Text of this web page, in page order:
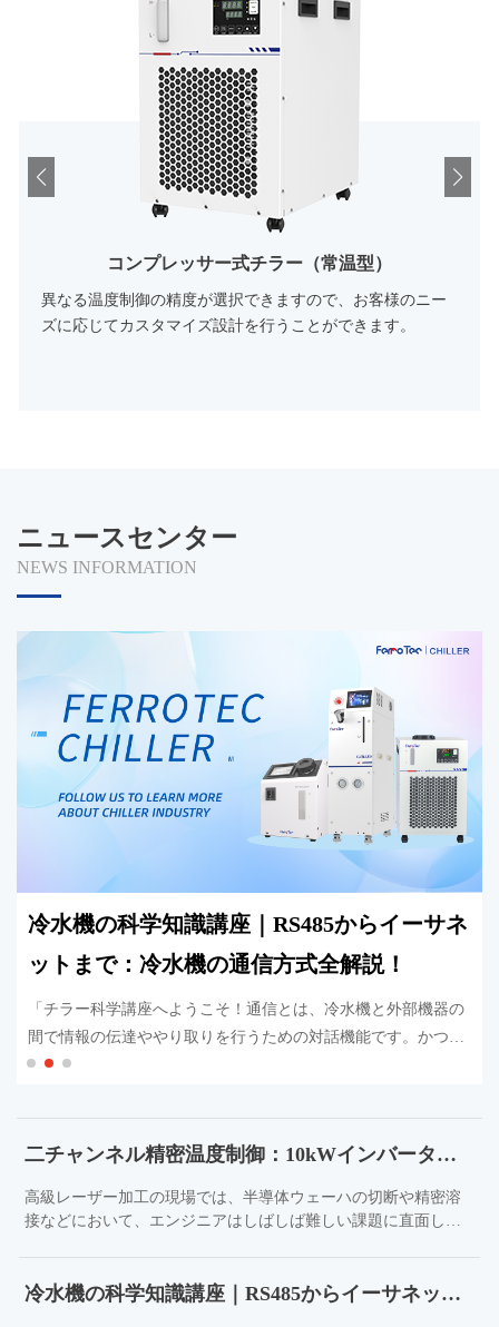
コンプレッサー式チラー（常温型）
異なる温度制御の精度が選択できますので、お客様のニー
ズに応じてカスタマイズ設計を行うことができます。
ニュースセンター
NEWS INFORMATION
冷水機の科学知識講座｜RS485からイーサネ
ットまで：冷水機の通信方式全解説！
「チラー科学講座へようこそ！通信とは、冷水機と外部機器の
間で情報の伝達ややり取りを行うための対話機能です。かつて
はエンジニアが実際に機械室に赴き、冷水機のパネルからデー
た。
二チャンネル精密温度制御：10kWインバータ式二回路冷水機は、レーザー加工の温度制御課題をどう解決するのか？
高級レーザー加工の現場では、半導体ウェーハの切断や精密溶
接などにおいて、エンジニアはしばしば難しい課題に直面しま
ィングヘッドは高い湿度環境下での結露によるレンズの破損を冷水機の科学知識講座｜RS485からイーサネットまで：冷水機の通信方式全解説！